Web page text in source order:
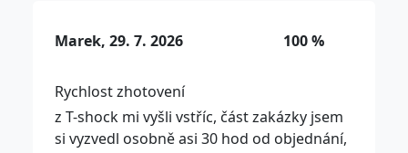
Marek, 29. 7. 2026 100 %
Rychlost zhotovení
z T-shock mi vyšli vstříc, část zakázky jsem
si vyzvedl osobně asi 30 hod od objednání,